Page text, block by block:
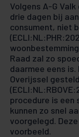
Volgens A-G
drie dagen bij
consument, niet
Raad zal zo
daarmee eens
Overijssel
procedure is een
kunnen zo snel
voorgelegd.
voorbeeld.